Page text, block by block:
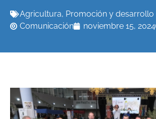
Agricultura, Promoción y desarrollo
Comunicación
noviembre 15, 2024